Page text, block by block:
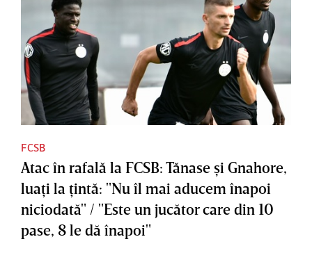
FCSB
Atac în rafală la FCSB: Tănase şi Gnahore,
luaţi la ţintă: "Nu îl mai aducem înapoi
niciodată" / "Este un jucător care din 10
pase, 8 le dă înapoi"